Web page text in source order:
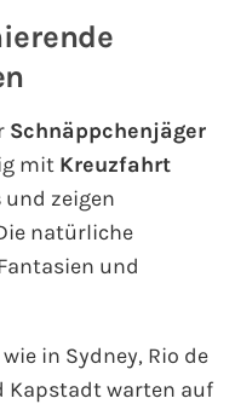
Schnäppchenjäger
mit Kreuzfahrt
und zeigen
natürliche
und
in Sydney, Rio de
Kapstadt warten auf